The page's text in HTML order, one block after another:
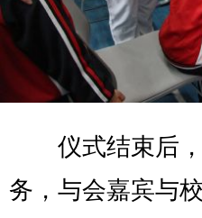
仪式结束后，
务，与会嘉宾与